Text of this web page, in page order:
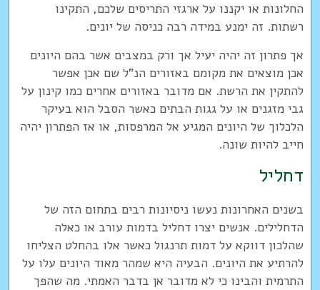
החלונות או יקננו על ארגזי התריסים שלכם, התקינו
רשתות. זה ימנע במידה רבה כניסה של יונים.
אך פתרון זה יהיה יעיל אך ורק במצבים אשר בהם היונים
אכן מוצאים את מקומם באזורים הנ"ל שם אכן אפשר
להתקין את הרשת. אם מדובר באזורים אחרים כמו קינון על
גבי מזגנים או על גגות הבתים כאשר הסבל הוא בעיקר
הלכלוך של היונים המגיע אל המרפסות, או אז הפתרון יהיה
חייב להיות שונה.
דחליל
בשנים האחרונות נעשו ניסיונות רבים בתחום הזה של
הדחלילים. אנשים יצרו דחליל בדמות עורב או כאלה
שהלכון דווקא על דמות תרנגול כאשר אלו בהחלט הצליחו
להרתיע את היונים. הבעיה היא שמהר מאוד היונים עלו על
התרמית והבינו כי לא מדובר אן בדבר האמתי. מה שהפך